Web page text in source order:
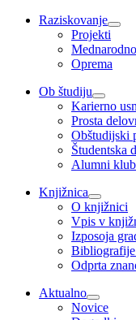
Raziskovanje
Projekti
Oprema
Ob študiju
Karierno
Prosta
Obštudijski
Študentska
Alumni
Knjižnica
O knjižnici
Vpis v
Izposoja
Odprta
Aktualno
Novice